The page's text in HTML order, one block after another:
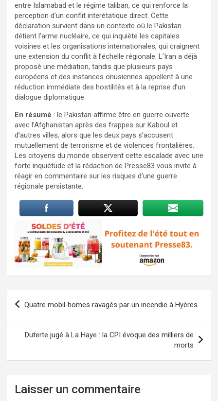
entre Islamabad et le régime taliban, ce qui renforce la
perception d’un conflit interétatique direct. Cette
déclaration survient dans un contexte où le Pakistan
détient l’arme nucléaire, ce qui inquiète les capitales
voisines et les organisations internationales, qui craignent
une extension du conflit à l’échelle régionale. L’Iran a déjà
proposé une médiation, tandis que plusieurs pays
européens et des instances onusiennes appellent à une
réduction immédiate des hostilités et à la reprise d’un
dialogue diplomatique.
En résumé : le Pakistan affirme être en guerre ouverte
avec l’Afghanistan après des frappes sur Kaboul et
d’autres villes, alors que les deux pays s’accusent
mutuellement de terrorisme et de violences frontalières.
Les citoyens du monde observent cette escalade avec une
forte inquiétude et la rédaction de Presse83 vous invite à
réagir en commentaire sur les risques d’une guerre
régionale persistante.
Navigation
Quatre mobil‑homes ravagés par un incendie à Hyères
Duterte jugé à La Haye : la CPI évoque des milliers de
morts
Laisser un commentaire